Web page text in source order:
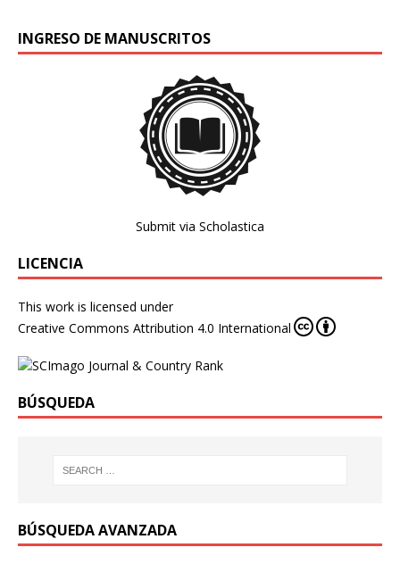
INGRESO DE MANUSCRITOS
Submit via Scholastica
LICENCIA
This work is licensed under
Creative Commons Attribution 4.0 International
BÚSQUEDA
BÚSQUEDA AVANZADA